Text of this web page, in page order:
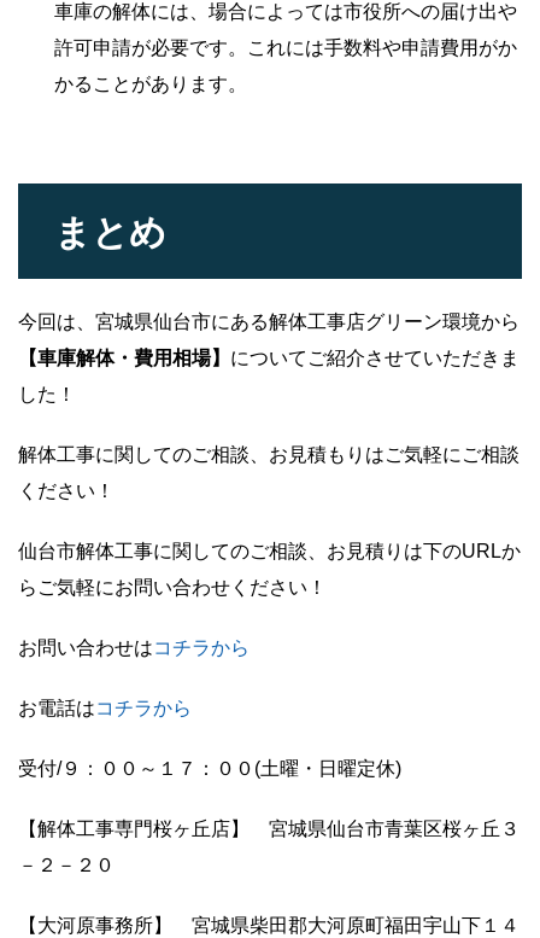
車庫の解体には、場合によっては市役所への届け出や
許可申請が必要です。これには手数料や申請費用がか
かることがあります。
まとめ
今回は、宮城県仙台市にある解体工事店グリーン環境から
【車庫解体・費用相場】 についてご紹介させていただきま
した！
解体工事に関してのご相談、お見積もりはご気軽にご相談
ください！
仙台市解体工事に関してのご相談、お見積りは下のURLか
らご気軽にお問い合わせください！
お問い合わせはコチラから
お電話はコチラから
受付/９：００～１７：００(土曜・日曜定休)
【解体工事専門桜ヶ丘店】 宮城県仙台市青葉区桜ヶ丘３
－２－２０
【大河原事務所】 宮城県柴田郡大河原町福田宇山下１４